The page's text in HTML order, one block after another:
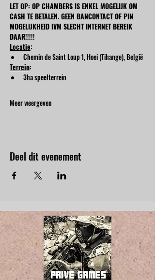
LET OP: OP CHAMBERS IS ENKEL MOGELIJK OM
CASH TE BETALEN. GEEN BANCONTACT OF PIN
MOGELIJKHEID IVM SLECHT INTERNET BEREIK
DAAR!!!!!
Locatie:
Chemin de Saint Loup 1, Hoei (Tihange), België
Terrein:
3ha speelterrein
Meer weergeven
Deel dit evenement